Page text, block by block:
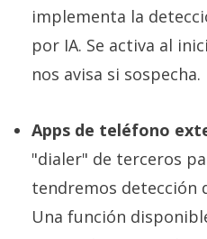
implementa la
por IA. Se activa al
nos avisa si sospecha.
Apps de teléfono
"dialer" de terceros
tendremos detección
Una función